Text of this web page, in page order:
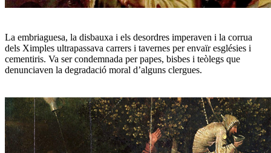
La embriaguesa, la disbauxa i els desordres imperaven i la corrua
dels Ximples ultrapassava carrers i tavernes per envaïr esglésies i
cementiris. Va ser condemnada per papes, bisbes i teòlegs que
denunciaven la degradació moral d’alguns clergues.